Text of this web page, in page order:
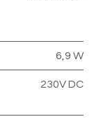
6,9 W
230V DC